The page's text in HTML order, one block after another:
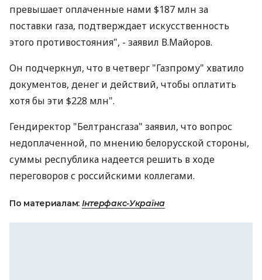
превышает оплаченные нами $187 млн за
поставки газа, подтверждает искусственность
этого противостояния", - заявил В.Майоров.
Он подчеркнул, что в четверг "Газпрому" хватило
документов, денег и действий, чтобы оплатить
хотя бы эти $228 млн".
Гендиректор "Белтрансгаза" заявил, что вопрос
недоплаченной, по мнению белорусской стороны,
суммы республика надеется решить в ходе
переговоров с российскими коллегами.
По материалам: Інтерфакс-Україна